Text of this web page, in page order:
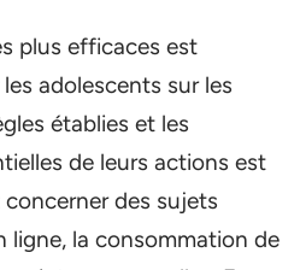
plus efficaces est
adolescents sur les
établies et les
de leurs actions est
des sujets
ligne, la consommation de